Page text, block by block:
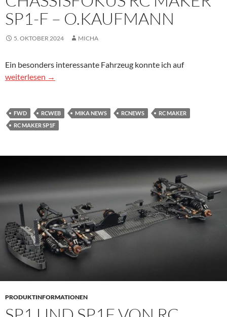
SP1-F – O.KAUFMANN
5. OKTOBER 2024 MICHA
Ein besonders interessante Fahrzeug konnte ich auf
Chassisfokus RC MAKER SP1-F – O.Kaufmann
weiterlesen →
FWD RCWEB MIKA NEWS RCNEWS
RC MAKER
RC MAKER SP1F
PRODUKTINFORMATIONEN